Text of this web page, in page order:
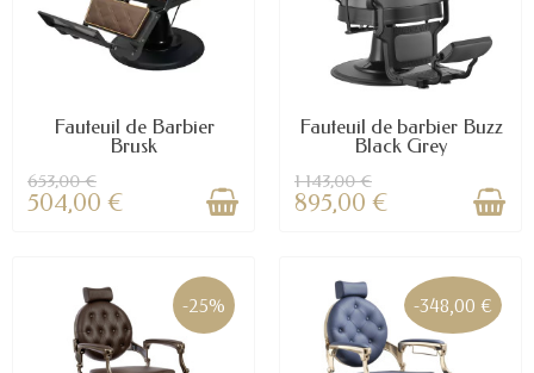
Fauteuil de Barbier
Brusk
653,00 €
504,00 €
Fauteuil de barbier Buzz
Black Grey
1 143,00 €
895,00 €
-25% -348,00 €